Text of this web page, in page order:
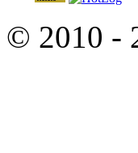
© 2010 -